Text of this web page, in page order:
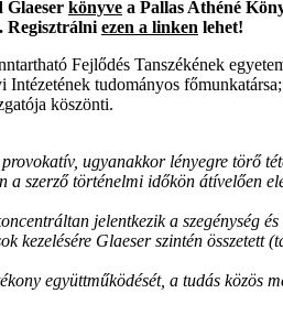
Glaeser könyve a Pallas Athéné
Regisztrálni ezen a linken lehet!
Fejlődés Tanszékének
tudományos
köszönti.
ugyanakkor lényegre törő
szerző történelmi időkön átívelően
jelentkezik a szegénység
Glaeser szintén összetett
együttműködését, a tudás közös